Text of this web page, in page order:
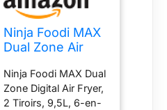
Ninja Foodi MAX
Dual Zone Air
9,5L, 6-en-1
AF400EUCP
Ninja Foodi MAX Dual
Zone Digital Air Fryer,
2 Tiroirs, 9,5L, 6-en-